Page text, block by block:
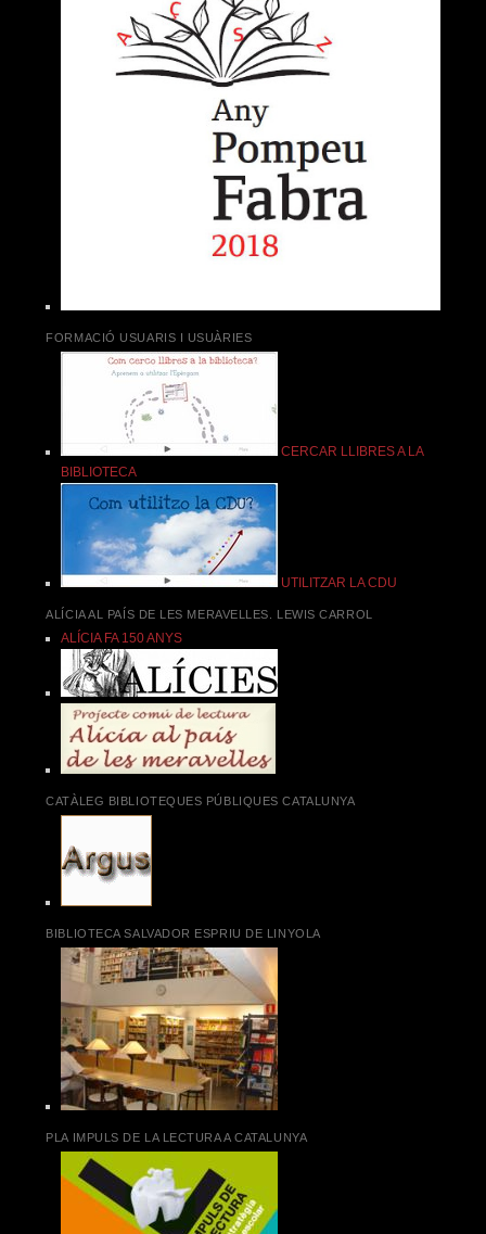
FORMACIÓ USUARIS I USUÀRIES
CERCAR LLIBRES A LA
BIBLIOTECA
UTILITZAR LA CDU
ALÍCIA AL PAÍS DE LES MERAVELLES. LEWIS CARROL
ALÍCIA FA 150 ANYS
CATÀLEG BIBLIOTEQUES PÚBLIQUES CATALUNYA
BIBLIOTECA SALVADOR ESPRIU DE LINYOLA
PLA IMPULS DE LA LECTURA A CATALUNYA